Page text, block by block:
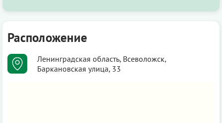
Расположение
Ленинградская область, Всеволожск,
Баркановская улица, 33